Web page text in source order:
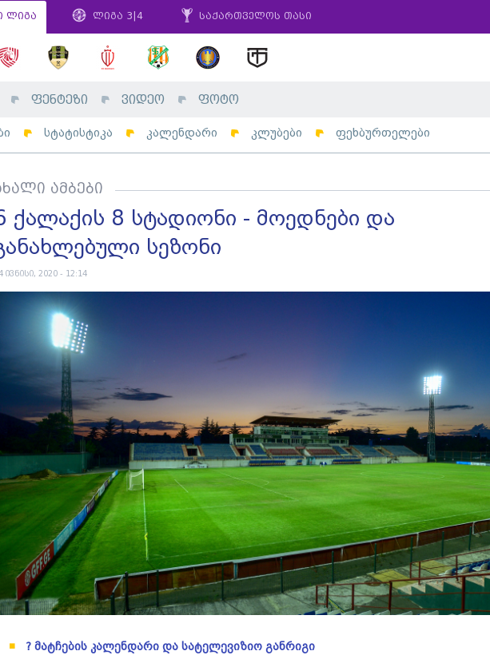
ლიგა ლიგა 3|4 საქართველოს თასი
ფენტეზი ვიდეო ფოტო
სტატისტიკა კალენდარი კლუბები ფეხბურთელები
ამბები
ქალაქის 8 სტადიონი - მოედნები და
სეზონი
ივნისი, 2020 - 12:14
? მატჩების კალენდარი და სატელევიზიო განრიგი